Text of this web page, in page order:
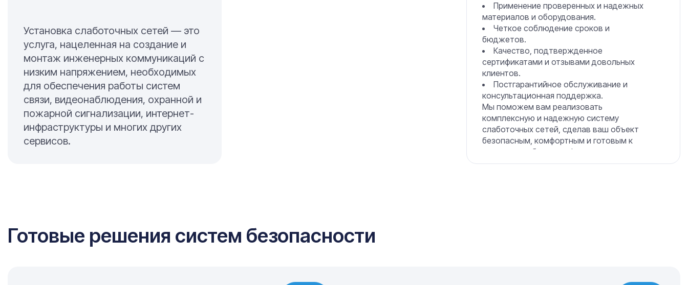
Установка слаботочных сетей — это
услуга, нацеленная на создание и
монтаж инженерных коммуникаций с
низким напряжением, необходимых
для обеспечения работы систем
связи, видеонаблюдения, охранной и
пожарной сигнализации, интернет-
инфраструктуры и многих других
сервисов.
Применение проверенных и надежных
материалов и оборудования.
Четкое соблюдение сроков и
бюджетов.
Качество, подтвержденное
сертификатами и отзывами довольных
клиентов.
Постгарантийное обслуживание и
консультационная поддержка.
Мы поможем вам реализовать
комплексную и надежную систему
слаботочных сетей, сделав ваш объект
безопасным, комфортным и готовым к
решению любых задач!
Готовые решения систем безопасности